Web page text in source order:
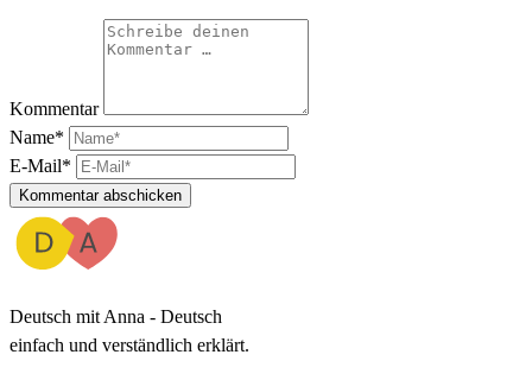
Kommentar
Name*
E-Mail*
Kommentar abschicken
Deutsch mit Anna - Deutsch
einfach und verständlich erklärt.